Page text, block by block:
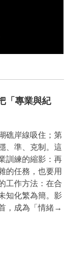
「專業與紀
礁岸線吸住；第
、準、克制。這
訓練的縮影：再
的任務，也要用
工作方法：在合
知化繁為簡。影
，成為「情緒→